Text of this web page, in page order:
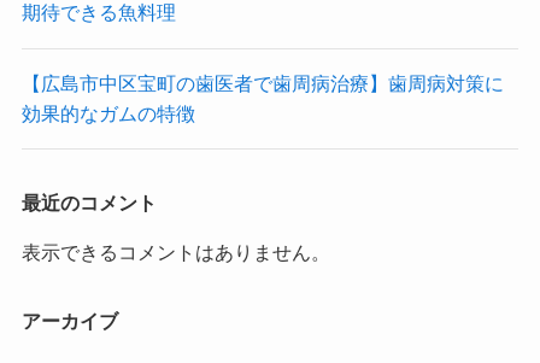
期待できる魚料理
【広島市中区宝町の歯医者で歯周病治療】歯周病対策に
効果的なガムの特徴
最近のコメント
表示できるコメントはありません。
アーカイブ